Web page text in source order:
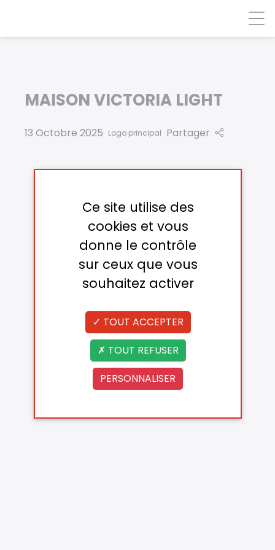
MAISON VICTORIA LIGHT
13 Octobre 2025 Logo principal Partager
Ce site utilise des
cookies et vous
donne le contrôle
sur ceux que vous
souhaitez activer
TOUT ACCEPTER
TOUT REFUSER
PERSONNALISER